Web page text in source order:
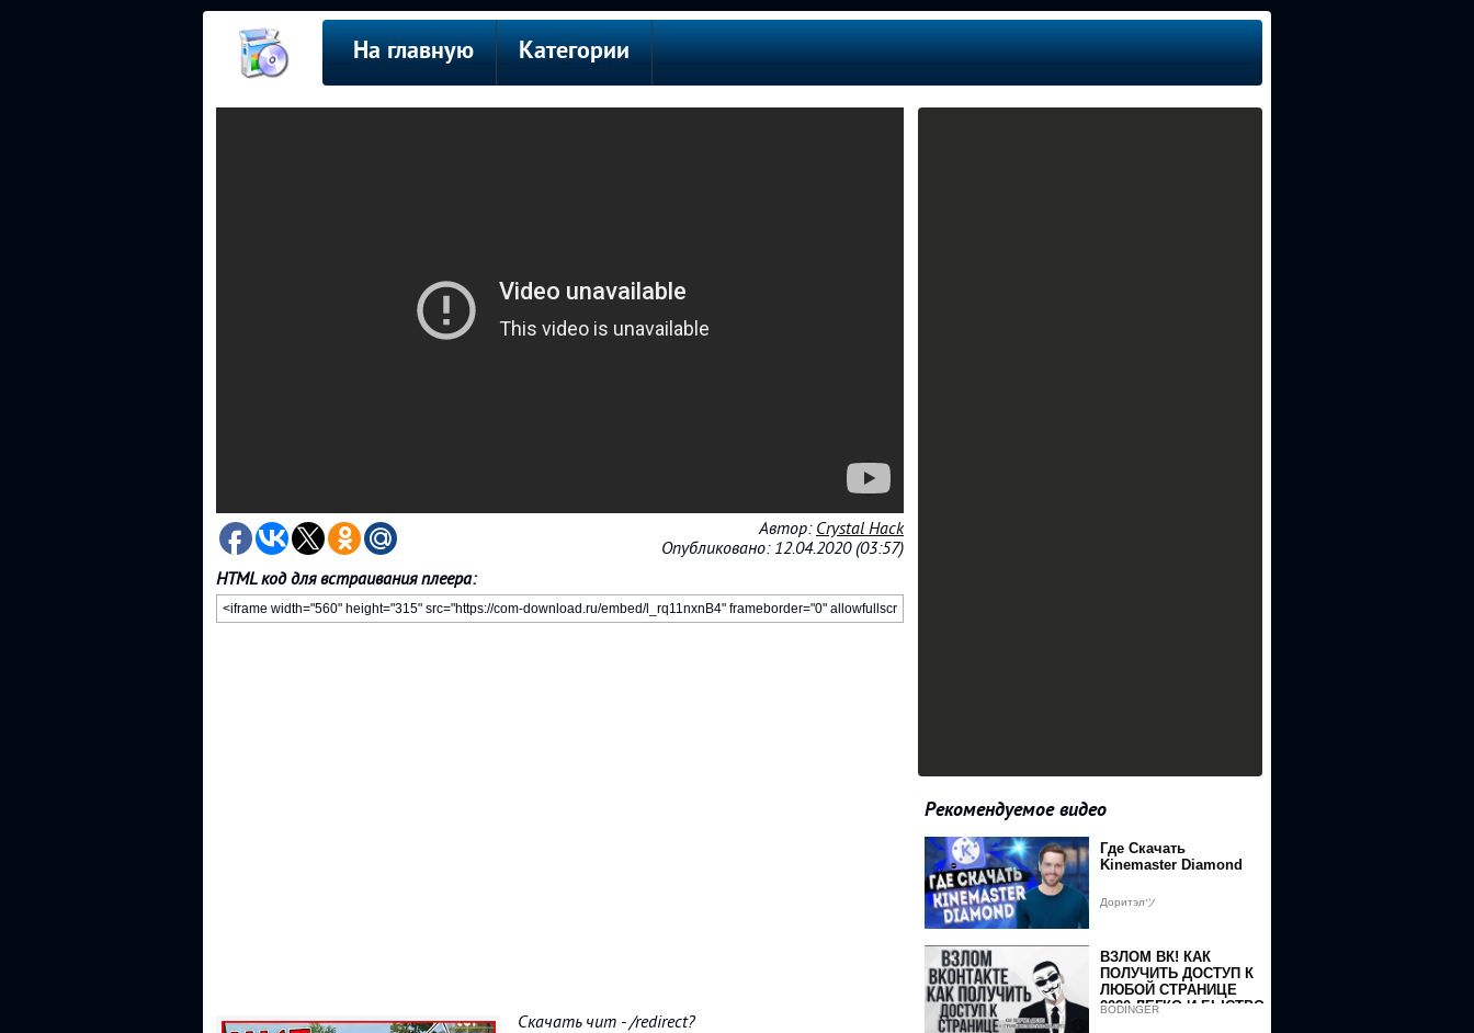
На главную Категории
Автор: Crystal Hack
Опубликовано: 12.04.2020 (03:57)
HTML код для встраивания плеера:
Скачать чит - /redirect?
Рекомендуемое видео
Где Скачать
Kinemaster Diamond
Доритэлツ
ВЗЛОМ ВК! КАК
ПОЛУЧИТЬ ДОСТУП К
ЛЮБОЙ СТРАНИЦЕ
2020 ЛЕГКО И БЫСТРО
BODINGER